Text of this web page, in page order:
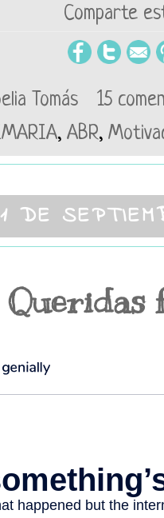
Comparte
Tomás
15
, ABR,
DE
Queridas